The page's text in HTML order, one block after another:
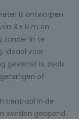
is ontworpen
3 x 6 m en
zonder in te
Ideaal voor
gewenst is, zoals
of
centraal in de
worden geopend